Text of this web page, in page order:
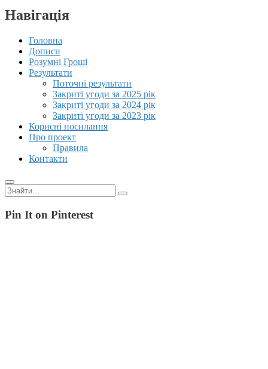
Навігація
Головна
Дописи
Розумні Гроші
Результати
Поточні результати
Закриті угоди за 2025 рік
Закриті угоди за 2024 рік
Закриті угоди за 2023 рік
Корисні посилання
Про проект
Правила
Контакти
Пошук:
Pin It on Pinterest